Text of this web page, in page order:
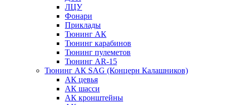
ЛЦУ
Фонари
Приклады
Тюнинг АК
Тюнинг карабинов
Тюнинг пулеметов
Тюнинг AR-15
Тюнинг АК SAG (Концерн Калашников)
АК цевья
АК шасси
АК кронштейны